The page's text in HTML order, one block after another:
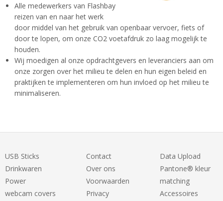
Alle medewerkers van Flashbay
reizen van en naar het werk
door middel van het gebruik van openbaar vervoer, fiets of
door te lopen, om onze CO2 voetafdruk zo laag mogelijk te
houden.
Wij moedigen al onze opdrachtgevers en leveranciers aan om
onze zorgen over het milieu te delen en hun eigen beleid en
praktijken te implementeren om hun invloed op het milieu te
minimaliseren.
USB Sticks
Drinkwaren
Power
webcam covers
Contact
Over ons
Voorwaarden
Privacy
Data Upload
Pantone® kleur
matching
Accessoires